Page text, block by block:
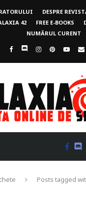
DESPRE
42
FREE E-BOOKS
NUMĂRUL CURENT
Posts tagged